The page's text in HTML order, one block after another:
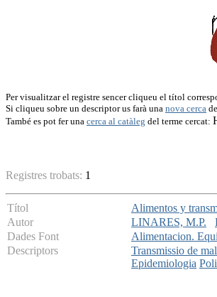
Per visualitzar el registre sencer cliqueu el títol
Si cliqueu sobre un descriptor us farà una nova cerca
També es pot fer una cerca al catàleg del terme cercat:
Registres trobats: 1
Títol
Alimentos y
Autor
LINARES, M.P.
Dades Font
Alimentacion.
Descriptors
Transmissio de
Epidemiologia